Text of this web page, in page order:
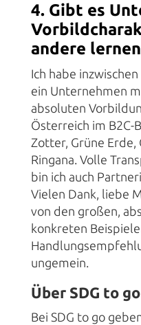
4. Gibt es
andere
Ich habe
ein Unternehmen
absoluten
Österreich im B2C-
Zotter, Grüne Erde,
Ringana. Volle
bin ich auch
Vielen Dank, liebe
von den großen,
konkreten
ungemein.
Über SDG to go
Bei SDG to go